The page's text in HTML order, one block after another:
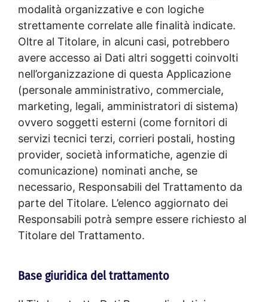
modalità organizzative e con logiche
strettamente correlate alle finalità indicate.
Oltre al Titolare, in alcuni casi, potrebbero
avere accesso ai Dati altri soggetti coinvolti
nell’organizzazione di questa Applicazione
(personale amministrativo, commerciale,
marketing, legali, amministratori di sistema)
ovvero soggetti esterni (come fornitori di
servizi tecnici terzi, corrieri postali, hosting
provider, società informatiche, agenzie di
comunicazione) nominati anche, se
necessario, Responsabili del Trattamento da
parte del Titolare. L’elenco aggiornato dei
Responsabili potrà sempre essere richiesto al
Titolare del Trattamento.
Base giuridica del trattamento